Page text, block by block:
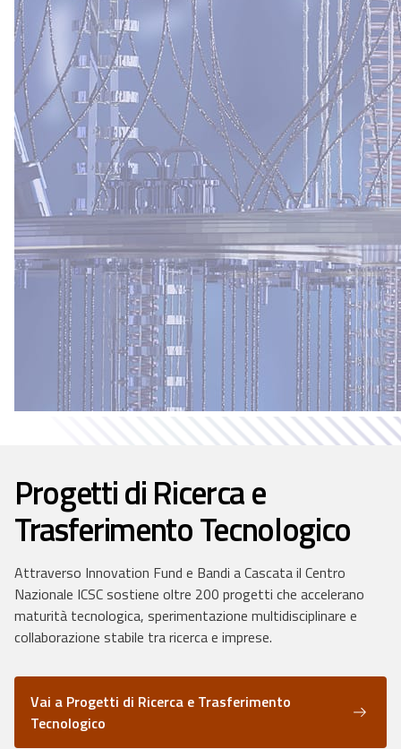
Progetti di Ricerca e
Trasferimento Tecnologico
Attraverso Innovation Fund e Bandi a Cascata il Centro
Nazionale ICSC sostiene oltre 200 progetti che accelerano
maturità tecnologica, sperimentazione multidisciplinare e
collaborazione stabile tra ricerca e imprese.
Vai a Progetti di Ricerca e Trasferimento
Tecnologico